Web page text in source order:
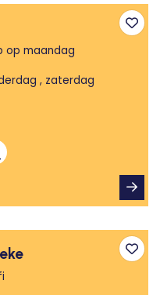
op maandag
, zaterdag